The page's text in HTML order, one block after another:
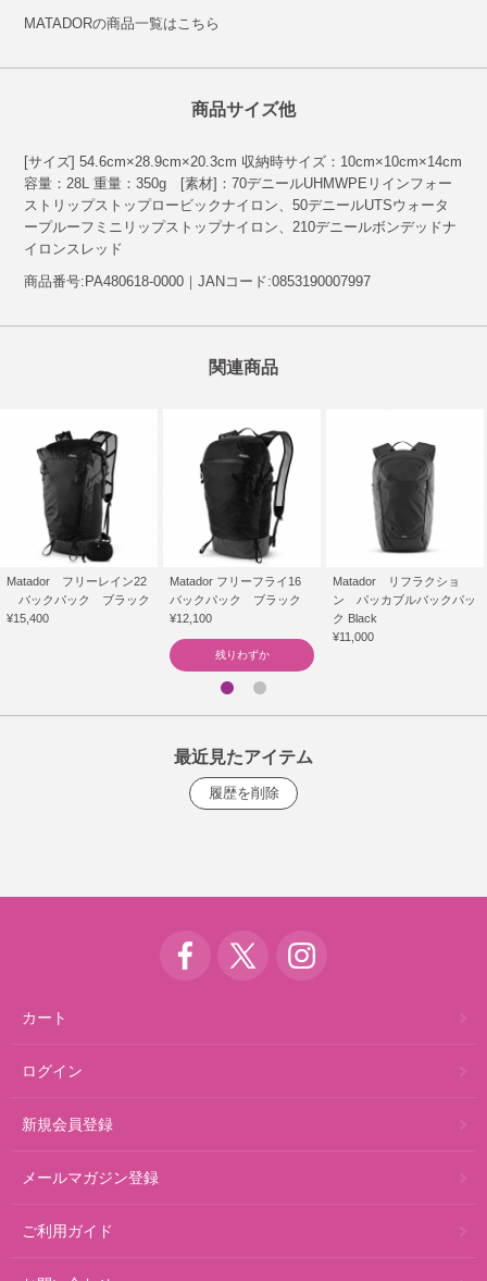
MATADORの商品一覧はこちら
商品サイズ他
[サイズ] 54.6cm×28.9cm×20.3cm 収納時サイズ：10cm×10cm×14cm
容量：28L 重量：350g [素材]：70デニールUHMWPEリインフォー
ストリップストップロービックナイロン、50デニールUTSウォータ
ープルーフミニリップストップナイロン、210デニールボンデッドナ
イロンスレッド
商品番号:PA480618-0000｜JANコード:0853190007997
関連商品
Matador フリーレイン22
バックパック ブラック
¥15,400
Matador フリーフライ16
バックパック ブラック
¥12,100
残りわずか
Matador リフラクショ
ン パッカブルバックパッ
ク Black
¥11,000
最近見たアイテム
カート
ログイン
新規会員登録
メールマガジン登録
ご利用ガイド